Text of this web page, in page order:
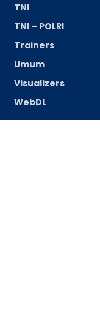
TNI
TNI – POLRI
Trainers
Umum
Visualizers
WebDL